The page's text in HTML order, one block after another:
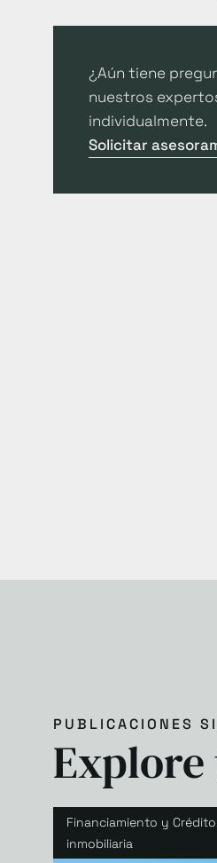
¿Aún tiene
nuestros
individualmente.
Solicitar
PUBLICACIONES
Financiamiento y Crédito
inmobiliaria